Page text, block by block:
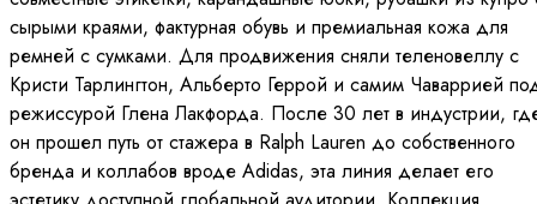
сырыми краями, фактурная обувь и премиальная кожа для
ремней с сумками. Для продвижения сняли теленовеллу с
Кристи Тарлингтон, Альберто Геррой и самим Чаваррией
режиссурой Глена Лакфорда. После 30 лет в индустрии,
он прошел путь от стажера в Ralph Lauren до собственного
бренда и коллабов вроде Adidas, эта линия делает его